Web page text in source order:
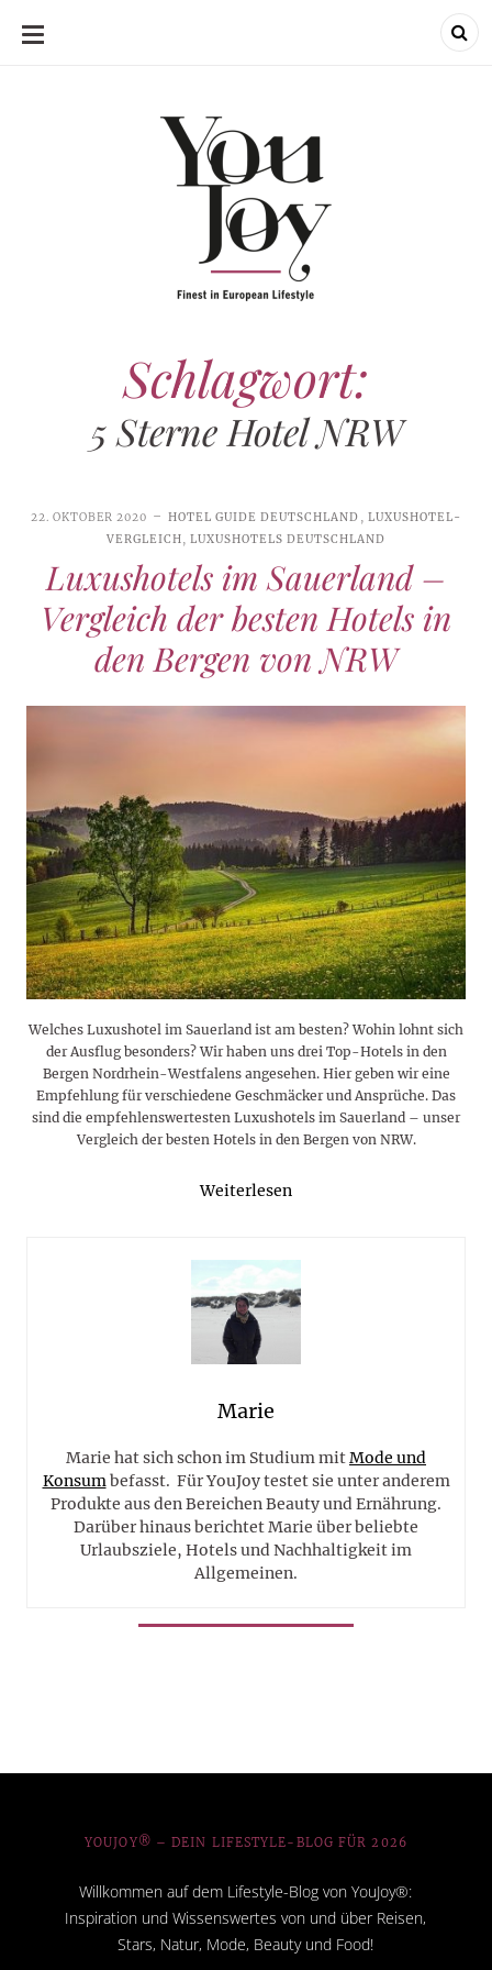
SKIP
Schlagwort:
5 Sterne Hotel NRW
22. OKTOBER 2020 HOTEL GUIDE DEUTSCHLAND , LUXUSHOTEL-
VERGLEICH, LUXUSHOTELS DEUTSCHLAND
Luxushotels im Sauerland –
Vergleich der besten Hotels in
den Bergen von NRW
Welches Luxushotel im Sauerland ist am besten? Wohin lohnt sich
der Ausflug besonders? Wir haben uns drei Top-Hotels in den
Bergen Nordrhein-Westfalens angesehen. Hier geben wir eine
Empfehlung für verschiedene Geschmäcker und Ansprüche. Das
sind die empfehlenswertesten Luxushotels im Sauerland – unser
Vergleich der besten Hotels in den Bergen von NRW.
Weiterlesen
Marie
Marie hat sich schon im Studium mitMode und
Konsumbefasst. Für YouJoy testet sie unter anderem
Produkte aus den Bereichen Beauty und Ernährung.
Darüber hinaus berichtet Marie über beliebte
Urlaubsziele, Hotels und Nachhaltigkeit im
Allgemeinen.
YOUJOY® – DEIN LIFESTYLE-BLOG FÜR 2026
Willkommen auf dem Lifestyle-Blog von YouJoy®:
Inspiration und Wissenswertes von und über Reisen,
Stars, Natur, Mode, Beauty und Food!